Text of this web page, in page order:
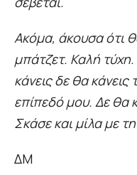
Ακόμα, άκουσα ότι
μπάτζετ. Καλή
κάνεις δε θα
επίπεδό μου. Δε θα
Σκάσε και μίλα με
ΔΜ